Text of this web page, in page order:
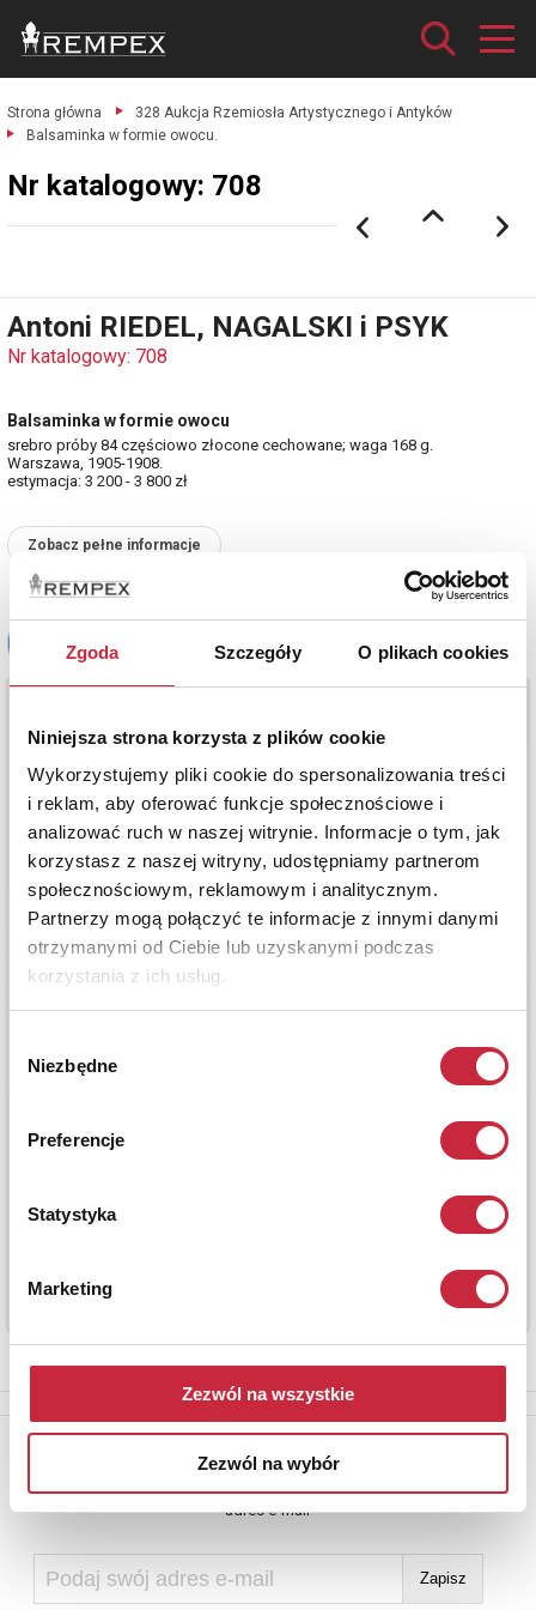
Zgoda Szczegóły O plikach cookies
Niniejsza strona korzysta z plików cookie
Wykorzystujemy pliki cookie do spersonalizowania treści
i reklam, aby oferować funkcje społecznościowe i
analizować ruch w naszej witrynie. Informacje o tym, jak
korzystasz z naszej witryny, udostępniamy partnerom
społecznościowym, reklamowym i analitycznym.
Partnerzy mogą połączyć te informacje z innymi danymi
otrzymanymi od Ciebie lub uzyskanymi podczas
korzystania z ich usług.
zgody
Niezbędne
Preferencje
Statystyka
Marketing
Zezwól na wszystkie
Zezwól na wybór
Strona główna
328 Aukcja Rzemiosła Artystycznego i Antyków
Balsaminka w formie owocu.
Nr katalogowy: 708
Antoni RIEDEL, NAGALSKI i PSYK
Nr katalogowy: 708
Balsaminka w formie owocu
srebro próby 84 częściowo złocone cechowane; waga 168 g.
Warszawa, 1905-1908.
estymacja: 3 200 - 3 800 zł
Zobacz pełne informacje
adres e-mail